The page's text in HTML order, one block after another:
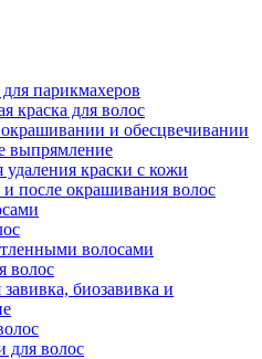
парикмахеров
краска для волос
и обесцвечивании
выпрямление
удаления краски с кожи
и после окрашивания волос
волосами
волос
биозавивка и
для волос